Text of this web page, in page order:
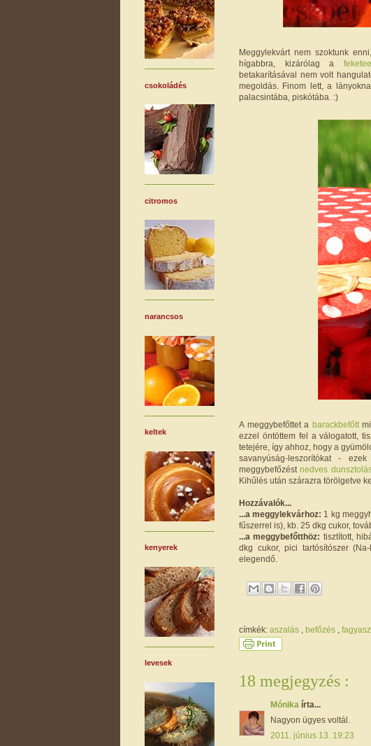
Meggylekvárt nem szoktunk
hígabbra, kizárólag a
betakarításával nem volt
megoldás. Finom lett, a
palacsintába, piskótába. :)
A meggybefőttet a barackbefőtt
ezzel öntöttem fel a válogatott,
tetejére, így ahhoz, hogy a
savanyúság-leszorítókat -
meggybefőzéstnedves
Kihűlés után szárazra törölgetve
Hozzávalók...
...a meggylekvárhoz: 1 kg
fűszerrel is), kb. 25 dkg cukor,
...a meggybefőtthöz: tisztított,
dkg cukor, pici tartósítószer
elegendő.
címkék: aszalás befőzés
18 megjegyzés :
Mónika írta...
Nagyon ügyes voltál.
2011. június 13. 19:23
csokoládés
citromos
narancsos
keltek
kenyerek
levesek